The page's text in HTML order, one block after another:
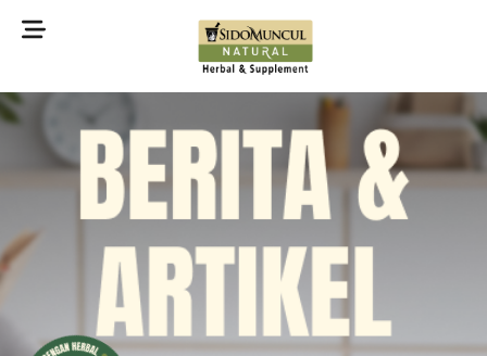
©2022 Sidomuncul Natural All right reserved